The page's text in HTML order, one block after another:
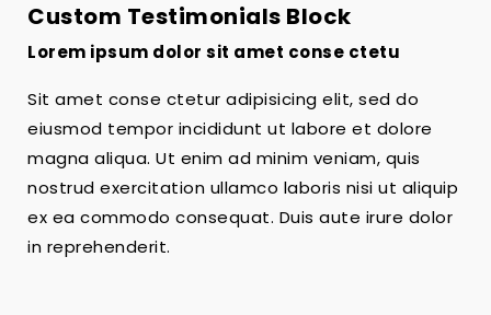
Custom Testimonials Block
Lorem ipsum dolor sit amet conse ctetu
Sit amet conse ctetur adipisicing elit, sed do
eiusmod tempor incididunt ut labore et dolore
magna aliqua. Ut enim ad minim veniam, quis
nostrud exercitation ullamco laboris nisi ut aliquip
ex ea commodo consequat. Duis aute irure dolor
in reprehenderit.